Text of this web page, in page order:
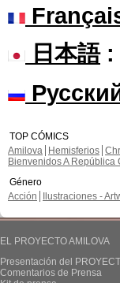
日本語:
TOP CÓMICS
Amilova
Hemisferios
Bienvenidos A República
Género
Acción
Ilustraciones -
EL PROYECTO AMILOVA
Presentación del
Comentarios de Prensa